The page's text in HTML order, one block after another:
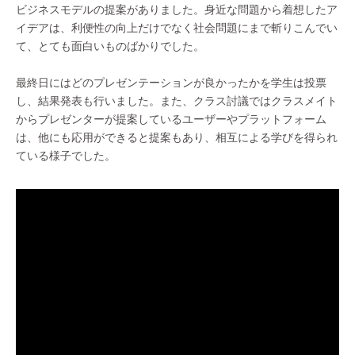
ビジネスモデルの提案がありました。身近な問題から着想したア
イデアは、利便性の向上だけでなく社会問題にまで斬りこんでい
て、とても面白いものばかりでした。
最終日にはどのプレゼンテーションが良かったかを学生は投票
し、結果発表も行いました。また、クラス討議ではクラスメイト
からプレゼンターが提案しているユーザーやプラットフォーム
は、他にも応用ができると提案もあり、相互による学びを得られ
ている様子でした。